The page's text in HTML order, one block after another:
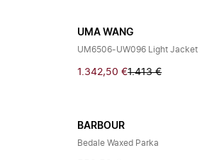
UMA WANG
UM6506-UW096 Light Jacket
1.342,50 €1.413 €
BARBOUR
Bedale Waxed Parka